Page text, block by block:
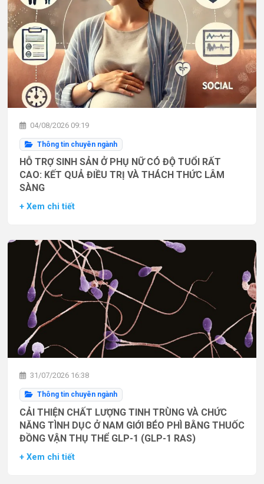
04/08/2026 09:19
Thông tin chuyên ngành
HỖ TRỢ SINH SẢN Ở PHỤ NỮ CÓ ĐỘ TUỔI RẤT
CAO: KẾT QUẢ ĐIỀU TRỊ VÀ THÁCH THỨC LÂM
SÀNG
+ Xem chi tiết
31/07/2026 16:38
Thông tin chuyên ngành
CẢI THIỆN CHẤT LƯỢNG TINH TRÙNG VÀ CHỨC
NĂNG TÌNH DỤC Ở NAM GIỚI BÉO PHÌ BẰNG THUỐC
ĐỒNG VẬN THỤ THỂ GLP-1 (GLP-1 RAS)
+ Xem chi tiết